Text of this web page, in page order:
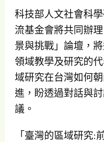
科技部人文社會科
流基金會將共同辦
景與挑戰」論壇，
領域教學及研究的
域研究在台灣如何
進，盼透過對話與
議。
「臺灣的區域研究: